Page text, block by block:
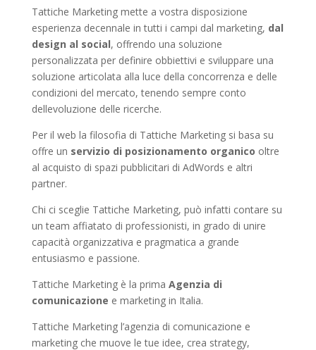
Tattiche Marketing mette a vostra disposizione
esperienza decennale in tutti i campi dal marketing, dal
design al social, offrendo una soluzione
personalizzata per definire obbiettivi e sviluppare una
soluzione articolata alla luce della concorrenza e delle
condizioni del mercato, tenendo sempre conto
dellevoluzione delle ricerche.
Per il web la filosofia di Tattiche Marketing si basa su
offre un servizio di posizionamento organico oltre
al acquisto di spazi pubblicitari di AdWords e altri
partner.
Chi ci sceglie Tattiche Marketing, può infatti contare su
un team affiatato di professionisti, in grado di unire
capacità organizzativa e pragmatica a grande
entusiasmo e passione.
Tattiche Marketing è la prima Agenzia di
comunicazione e marketing in Italia.
Tattiche Marketing l’agenzia di comunicazione e
marketing che muove le tue idee, crea strategy,